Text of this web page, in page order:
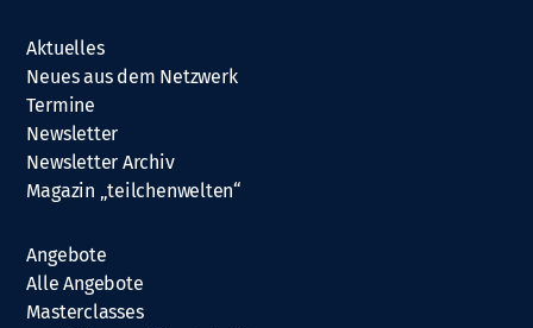
Aktuelles
Neues aus dem Netzwerk
Termine
Newsletter
Newsletter Archiv
Magazin „teilchenwelten“
Angebote
Alle Angebote
Masterclasses